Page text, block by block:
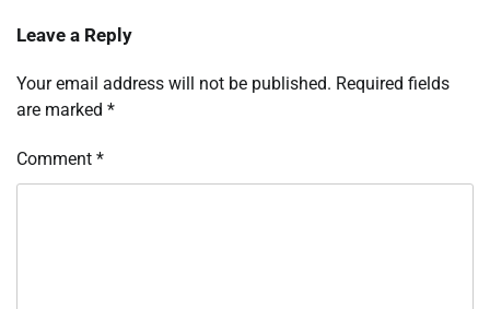
Leave a Reply
Your email address will not be published. Required fields
are marked *
Comment *